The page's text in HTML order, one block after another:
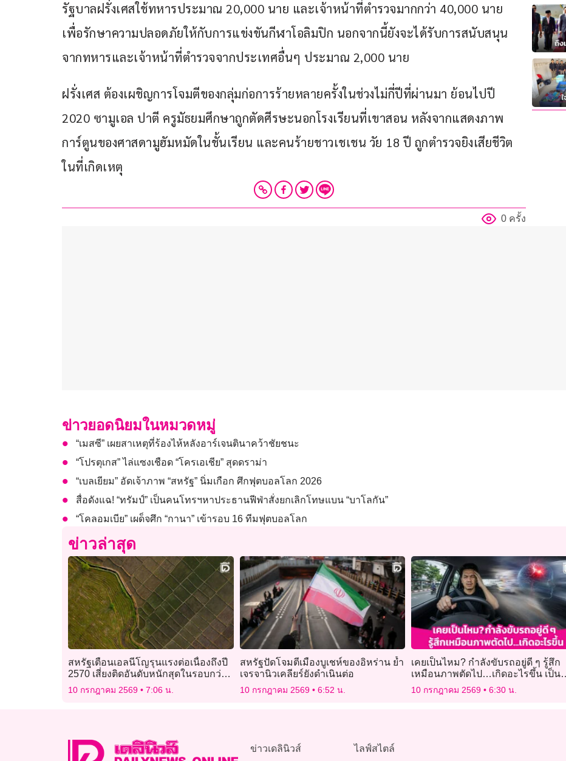
รัฐบาลฝรั่งเศสใช้ทหารประมาณ 20,000 นาย และเจ้าหน้าที่ตำรวจมากกว่า 40,000 นาย
เพื่อรักษาความปลอดภัยให้กับการแข่งขันกีฬาโอลิมปิก นอกจากนี้ยังจะได้รับการสนับสนุน
จากทหารและเจ้าหน้าที่ตำรวจจากประเทศอื่นๆ ประมาณ 2,000 นาย
ฝรั่งเศส ต้องเผชิญการโจมตีของกลุ่มก่อการร้ายหลายครั้งในช่วงไม่กี่ปีที่ผ่านมา ย้อนไปปี
2020 ซามูเอล ปาตี ครูมัธยมศึกษาถูกตัดศีรษะนอกโรงเรียนที่เขาสอน หลังจากแสดงภาพ
การ์ตูนของศาสดามูฮัมหมัดในชั้นเรียน และคนร้ายชาวเชเชน วัย 18 ปี ถูกตำรวจยิงเสียชีวิต
ในที่เกิดเหตุ
0 ครั้ง
ข่าวยอดนิยมในหมวดหมู่
“เมสซี” เผยสาเหตุที่ร้องไห้หลังอาร์เจนตินาคว้าชัยชนะ
“โปรตุเกส” ไล่แซงเชือด “โครเอเชีย” สุดดราม่า
“เบลเยียม” อัดเจ้าภาพ “สหรัฐ” นิ่มเกือก ศึกฟุตบอลโลก 2026
สื่อดังแฉ! “ทรัมป์” เป็นคนโทรฯหาประธานฟีฟ่าสั่งยกเลิกโทษแบน “บาโลกัน”
“โคลอมเบีย” เผด็จศึก “กานา” เข้ารอบ 16 ทีมฟุตบอลโลก
ข่าวล่าสุด
สหรัฐเตือนเอลนีโญรุนแรงต่อเนื่องถึงปี
2570 เสี่ยงติดอันดับหนักสุดในรอบกว่า
70 ปี
10 กรกฎาคม 2569 7:06 น.
สหรัฐปัดโจมตีเมืองบูเชห์ของอิหร่าน ย้ำ
เจรจานิวเคลียร์ยังดำเนินต่อ
10 กรกฎาคม 2569 6:52 น.
เคยเป็นไหม? กำลังขับรถอยู่ดี ๆ รู้สึก
เหมือนภาพตัดไป…เกิดอะไรขึ้น เป็น
โรคหลอดเลือดสมอง หรือ Stroke หรือ
10 กรกฎาคม 2569 6:30 น.
ข่าวเดลินิวส์ ไลฟ์สไตล์